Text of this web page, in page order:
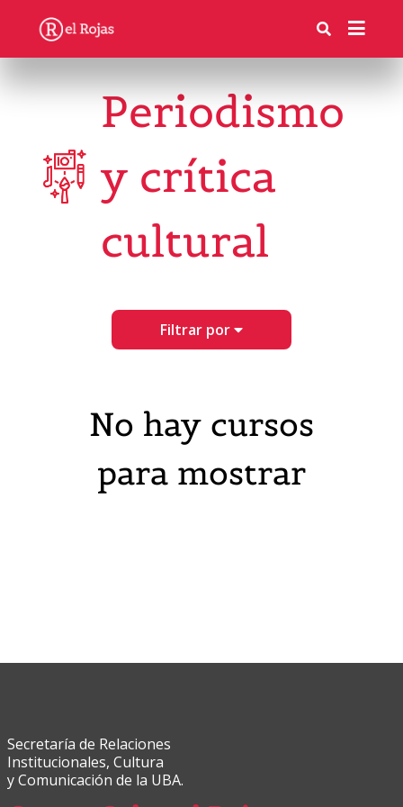
Periodismo
y crítica
cultural
Filtrar por
No hay cursos
para mostrar
Secretaría de Relaciones
Institucionales, Cultura
y Comunicación de la UBA.